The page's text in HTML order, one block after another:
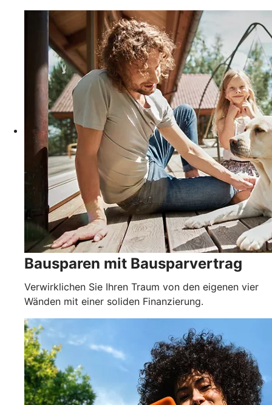
Bausparen mit Bausparvertrag
Verwirklichen Sie Ihren Traum von den eigenen vier
Wänden mit einer soliden Finanzierung.